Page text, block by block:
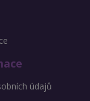
údajů